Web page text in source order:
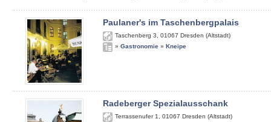
Paulaner's im Taschenbergpalais
Taschenberg 3 01067 Dresden (Altstadt)
» Gastronomie » Kneipe
Radeberger Spezialausschank
Terrassenufer 1 01067 Dresden (Altstadt)